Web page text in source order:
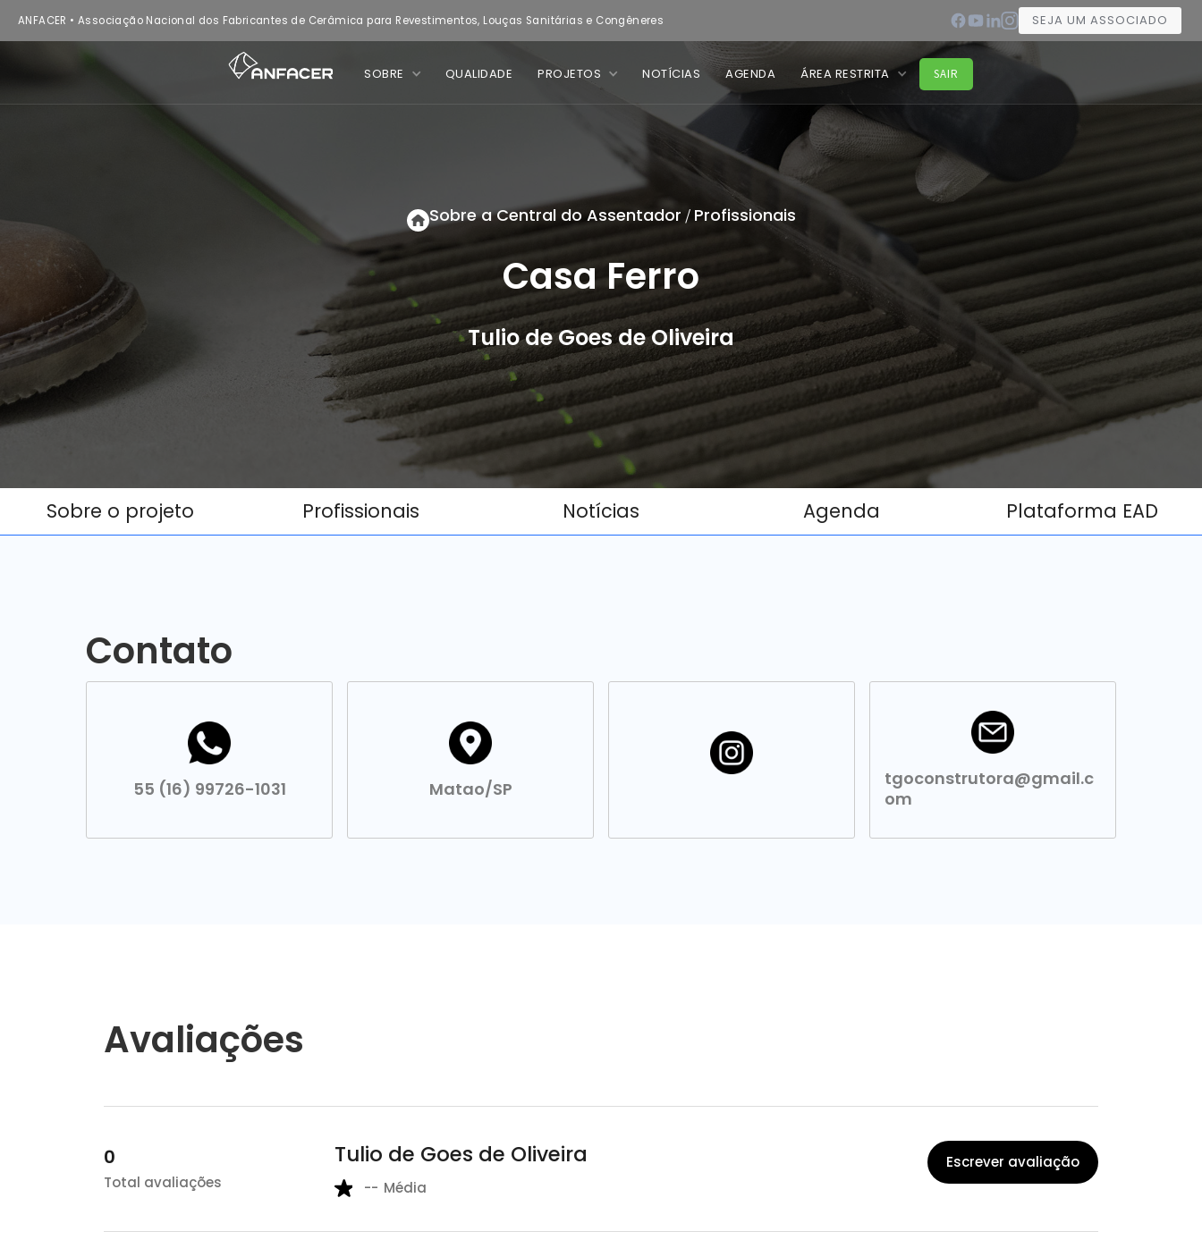
ANFACER • Associação Nacional dos Fabricantes de Cerâmica para Revestimentos, Louças Sanitárias e Congêneres SEJA UM ASSOCIADO
SOBRE QUALIDADE PROJETOS NOTÍCIAS AGENDA ÁREA RESTRITA SAIR
Sobre a Central do Assentador / Profissionais
Casa Ferro
Tulio de Goes de Oliveira
Sobre o projeto Profissionais Notícias Agenda Plataforma EAD
Contato
55 (16) 99726-1031 Matao/SP
tgoconstrutora@gmail.c
om
Avaliações
0
Total avaliações
Tulio de Goes de Oliveira
-- Média
Escrever avaliação